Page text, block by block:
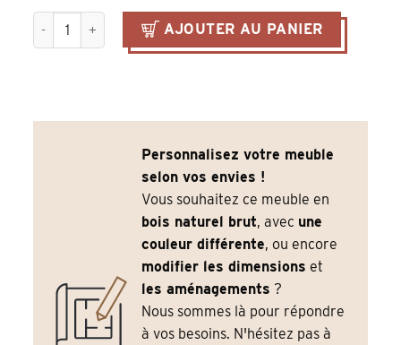
quantité de table console en pin massif bleu fjord antique
AJOUTER AU PANIER
Personnalisez votre meuble
selon vos envies !
Vous souhaitez ce meuble en
bois naturel brut, avec une
couleur différente, ou encore
modifier les dimensions et
les aménagements ?
Nous sommes là pour répondre
à vos besoins. N'hésitez pas à